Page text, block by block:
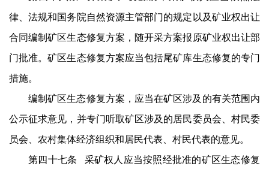
律、法规和国务院自然资源主管部门的规定以及矿业权出让
合同编制矿区生态修复方案，随开采方案报原矿业权出让部
门批准。矿区生态修复方案应当包括尾矿库生态修复的专门
措施。
编制矿区生态修复方案，应当在矿区涉及的有关范围内
公示征求意见，并专门听取矿区涉及的居民委员会、村民委
员会、农村集体经济组织和居民代表、村民代表的意见。
第四十七条 采矿权人应当按照经批准的矿区生态修复